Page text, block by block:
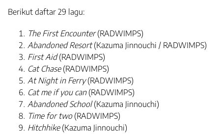
Berikut daftar 29 lagu:
The First Encounter(RADWIMPS)
Abandoned Resort(Kazuma Jinnouchi / RADWIMPS)
First Aid(RADWIMPS)
Cat Chase(RADWIMPS)
At Night in Ferry(RADWIMPS)
Cat me if you can(RADWIMPS)
Abandoned School(Kazuma Jinnouchi)
Time for two(RADWIMPS)
Hitchhike(Kazuma Jinnouchi)